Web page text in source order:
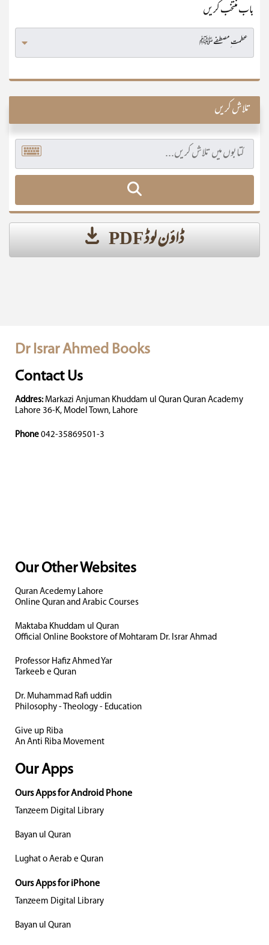
باب منتخب کریں
تلاش کریں
ڈاؤن لوڈ PDF
Dr Israr Ahmed Books
Contact Us
Addres: Markazi Anjuman Khuddam ul Quran Quran Academy
Lahore 36-K, Model Town, Lahore
Phone 042-35869501-3
Our Other Websites
Quran Acedemy Lahore
Online Quran and Arabic Courses
Maktaba Khuddam ul Quran
Official Online Bookstore of Mohtaram Dr. Israr Ahmad
Professor Hafiz Ahmed Yar
Tarkeeb e Quran
Dr. Muhammad Rafi uddin
Philosophy - Theology - Education
Give up Riba
An Anti Riba Movement
Our Apps
Ours Apps for Android Phone
Tanzeem Digital Library
Bayan ul Quran
Lughat o Aerab e Quran
Ours Apps for iPhone
Tanzeem Digital Library
Bayan ul Quran